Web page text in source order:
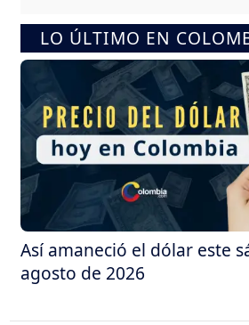
LO ÚLTIMO EN
Así amaneció el dólar este
agosto de 2026